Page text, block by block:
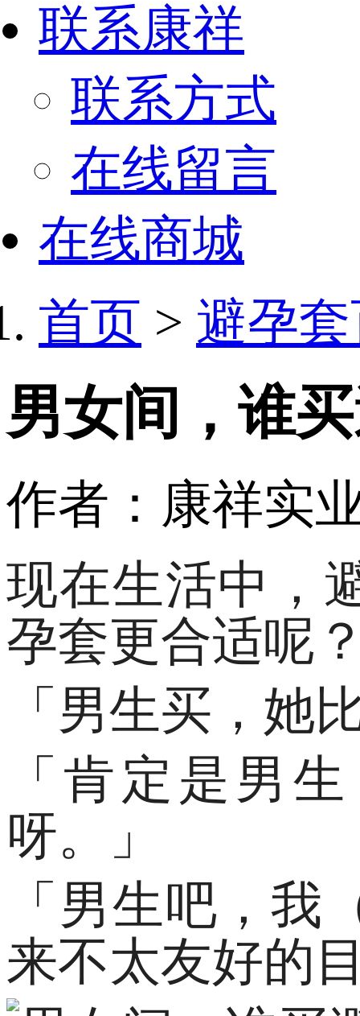
联系康祥
联系方式
在线留言
在线商城
首页 > 避孕
男女间，谁
作者：康祥实
现在生活中，
孕套更合适呢
「男生买，她
「肯定是男
呀。」
「男生吧，
来不太友好的